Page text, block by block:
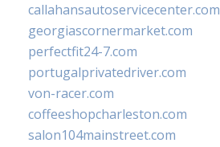
callahansautoservicecenter.com
georgiascornermarket.com
perfectfit24-7.com
portugalprivatedriver.com
von-racer.com
coffeeshopcharleston.com
salon104mainstreet.com